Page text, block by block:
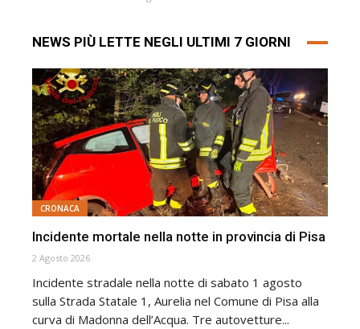
NEWS PIÙ LETTE NEGLI ULTIMI 7 GIORNI
CRONACA
Incidente mortale nella notte in provincia di Pisa
2 Agosto 2026
Incidente stradale nella notte di sabato 1 agosto
sulla Strada Statale 1, Aurelia nel Comune di Pisa alla
curva di Madonna dell’Acqua. Tre autovetture...